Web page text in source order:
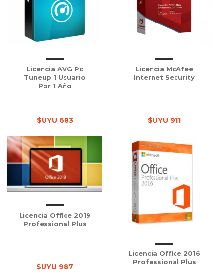
Licencia AVG Pc
Tuneup 1 Usuario
Por 1 Año
$UYU 683
Licencia McAfee
Internet Security
$UYU 911
Licencia Office 2019
Professional Plus
$UYU 987
Licencia Office 2016
Professional Plus